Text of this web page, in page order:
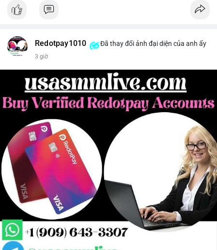
Redotpay1010 Đã thay đổi ảnh đại diện của anh ấy
3 giờ